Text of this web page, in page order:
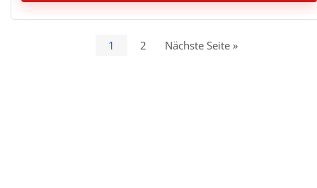
1 2 Nächste Seite »